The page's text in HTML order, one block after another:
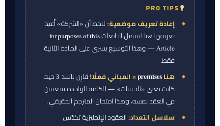
ورقة المترجم — الترجمة النموذجية
ممتلكات الشركة.لأغراض هذه المادة الثانية،
يُقصد بلفظ «الشركة» الشركةُ وكلُّ شركة من
شركاتها التابعة المباشرة وغير المباشرة. وتُعدّ جميع
المواد المكتوبة والسجلات والبيانات وغيرها من
المستندات المتعلقة بأعمال الشركة أو منتجاتها أو
خدماتها، التي يُعدّها المدير التنفيذي أو تكون في
حيازته أثناء عمله لدى الشركة، ملكًا للشركة. كما
PRO TIPS
إعادة تعريف موضعية: لاحظ أن «الشركة» أُعيد
تعريفها هنا لتشمل التابعات for purposes of this
Article— وهذا التوسيع يسري على المادة الثانية
فقط.
هنا premises = المباني فعلًا!
قارِن بالبند 3 حيث
كانت تعني «الحيثيات» — الكلمة الواحدة بمعنيين
في العقد نفسه، وهذا امتحان المترجم الحقيقي.
سلاسل التعداد: العقود الإنجليزية تكدّس